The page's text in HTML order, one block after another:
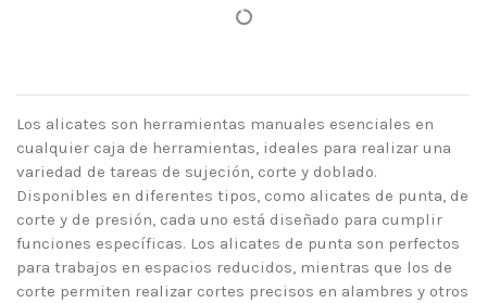
Los alicates son herramientas manuales esenciales en
cualquier caja de herramientas, ideales para realizar una
variedad de tareas de sujeción, corte y doblado.
Disponibles en diferentes tipos, como alicates de punta, de
corte y de presión, cada uno está diseñado para cumplir
funciones específicas. Los alicates de punta son perfectos
para trabajos en espacios reducidos, mientras que los de
corte permiten realizar cortes precisos en alambres y otros